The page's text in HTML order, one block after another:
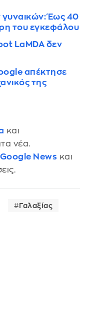
Έως 40
του εγκεφάλου
LaMDA δεν
απέκτησε
της
και
νέα.
News και
Γαλαξίας